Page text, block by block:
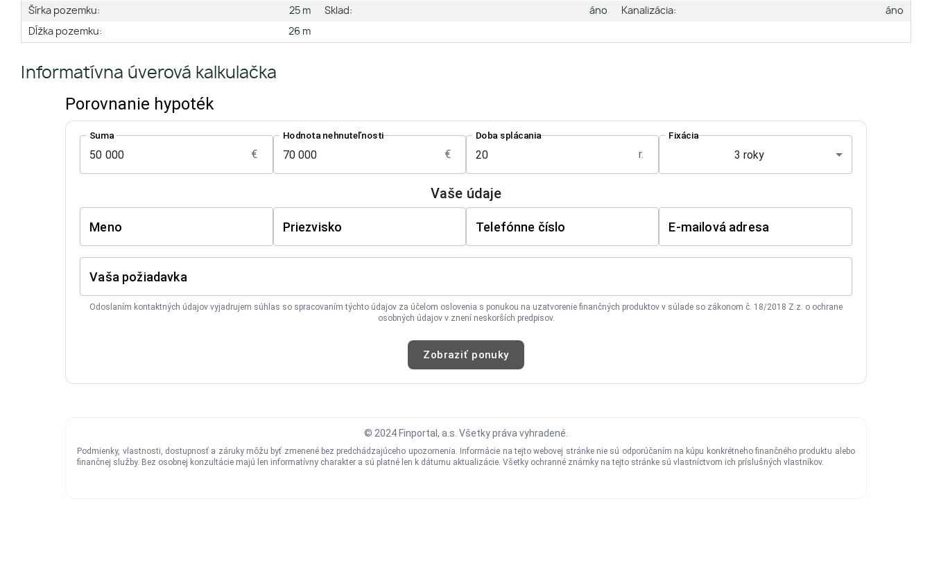
Šírka pozemku:
25 m
Dĺžka pozemku:
26 m
Sklad:
áno
Kanalizácia:
áno
Informatívna úverová kalkulačka